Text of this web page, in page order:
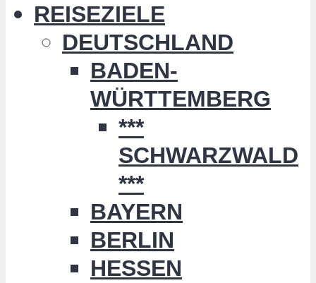
REISEZIELE
DEUTSCHLAND
BADEN-
WÜRTTEMBERG
***
SCHWARZWALD
***
BAYERN
BERLIN
HESSEN